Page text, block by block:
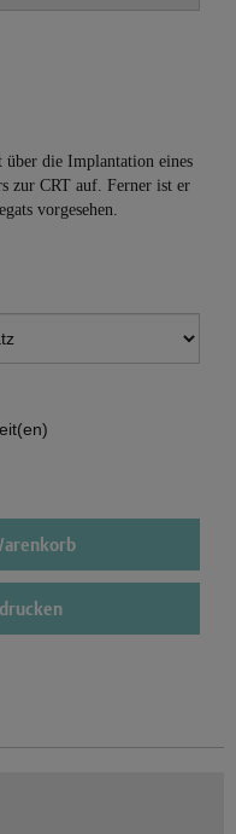
die Implantation eines
zur CRT auf. Ferner ist er
vorgesehen.